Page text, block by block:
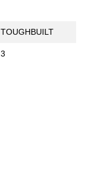
TOUGHBUILT
3